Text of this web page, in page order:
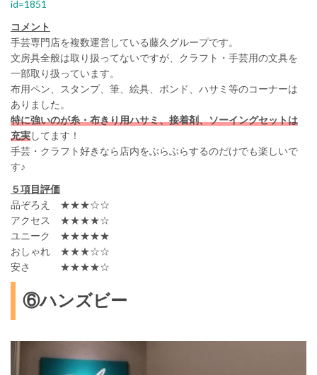
id=1851
コメント
手芸専門店を複数運営している藤久グループです。
文房具全般は取り扱ってないですが、クラフト・手芸用の文具を
一部取り扱っています。
布用ペン、スタンプ、筆、絵具、ボンド、ハサミ等のコーナーは
ありました。
特に強いのが糸・布きり用ハサミ、接着剤、ソーイングセットは
充実してます！
手芸・クラフト好きなら店内をぶらぶらするのだけでも楽しいで
す♪
５項目評価
品ぞろえ ★★★☆☆
アクセス ★★★★☆
ユニーク ★★★★★
おしゃれ ★★★☆☆
安さ ★★★★☆
⑥ハンズビー